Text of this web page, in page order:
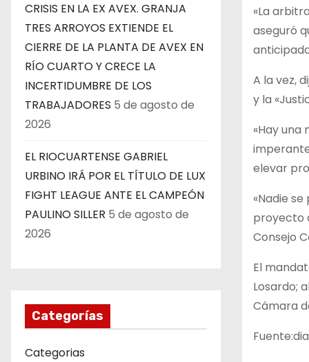
CRISIS EN LA EX AVEX. GRANJA
TRES ARROYOS EXTIENDE EL
CIERRE DE LA PLANTA DE AVEX EN
RÍO CUARTO Y CRECE LA
INCERTIDUMBRE DE LOS
TRABAJADORES 5 de agosto de
2026
EL RIOCUARTENSE GABRIEL
URBINO IRÁ POR EL TÍTULO DE LUX
FIGHT LEAGUE ANTE EL CAMPEÓN
PAULINO SILLER 5 de agosto de
2026
Categorías
Categorias
«La
aseguró
A la vez,
y la
«Hay
elevar
«Nadie
proyecto
Consejo
El
Losardo;
Cámara